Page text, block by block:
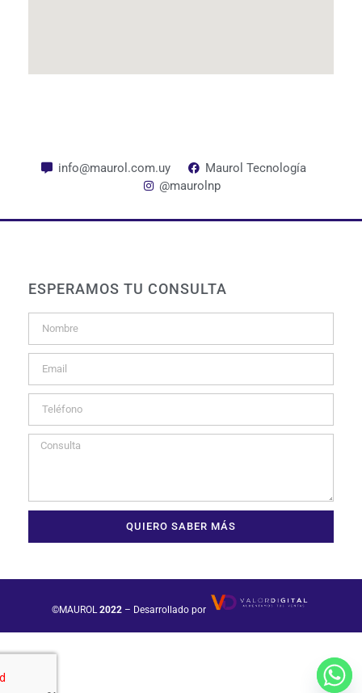
info@maurol.com.uy
Maurol Tecnología
@maurolnp
ESPERAMOS TU CONSULTA
QUIERO SABER MÁS
©MAUROL 2022 – Desarrollado por